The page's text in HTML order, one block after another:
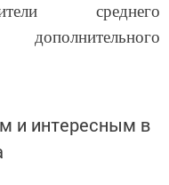
среднего
и интересным в